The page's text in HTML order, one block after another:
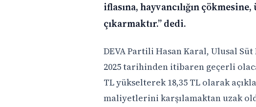
iflasına, hayvancılığın
çıkarmaktır.” dedi.
DEVA Partili Hasan Karal, Ulusal Süt
2025 tarihinden itibaren geçerli
TL yükselterek 18,35 TL olarak
maliyetlerini karşılamaktan uzak